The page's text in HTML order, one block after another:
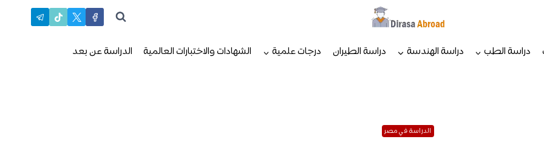
دراسة الطب دراسة الهندسة دراسة الطيران درجات علمية الشهادات والاختبارات العالمية الدراسة عن بعد
الدراسة في مصر